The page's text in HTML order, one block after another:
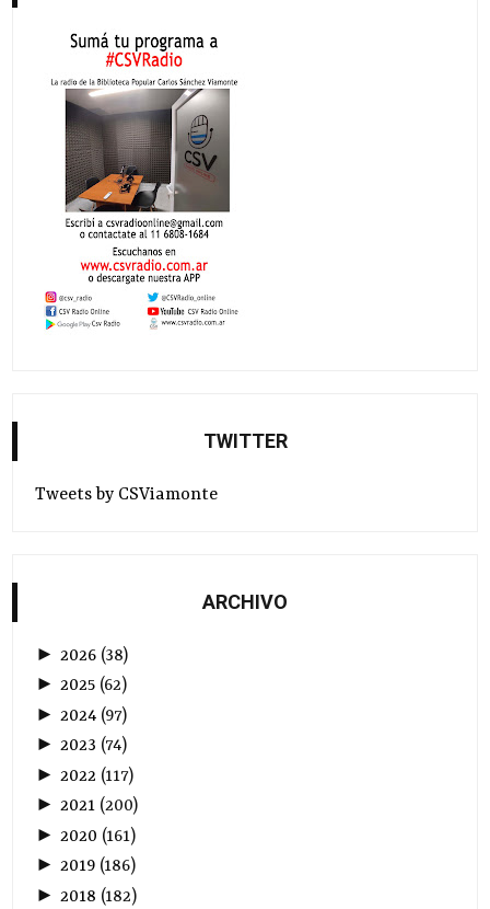
TWITTER
Tweets by CSViamonte
ARCHIVO
► 2026 (38)
►2025 (62)
► 2024 (97)
►2023 (74)
► 2022 (117)
►2021 (200)
► 2020 (161)
►2019 (186)
► 2018 (182)